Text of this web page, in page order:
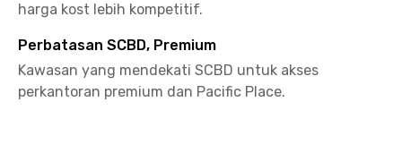
harga kost lebih kompetitif.
Perbatasan SCBD, Premium
Kawasan yang mendekati SCBD untuk akses
perkantoran premium dan Pacific Place.